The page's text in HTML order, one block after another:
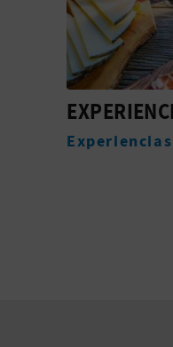
WINE &
Experiencias